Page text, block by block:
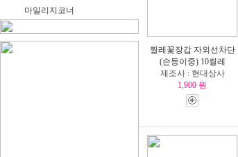
마일리지코너
찔레꽃장갑 자외선차단
(손등이중) 10켤레
제조사 : 현대상사
1,900 원